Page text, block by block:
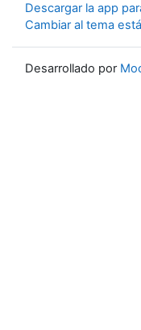
Descargar la app
Cambiar al tema
Desarrollado por